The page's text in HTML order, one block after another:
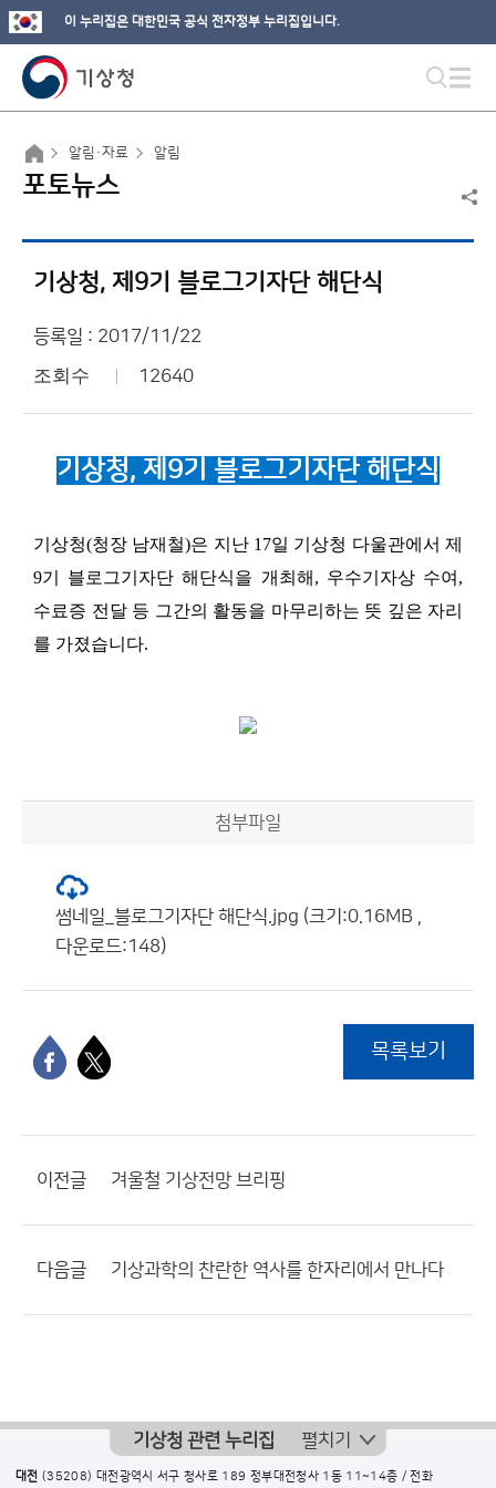
이 누리집은 대한민국 공식 전자정부 누리집입니다.
알림·자료 알림
포토뉴스
기상청, 제9기 블로그기자단 해단식
등록일 : 2017/11/22
조회수 12640
기상청, 제9기 블로그기자단 해단식
기상청(청장 남재철)은 지난 17일 기상청 다울관에서 제
9기 블로그기자단 해단식을 개최해 , 우수기자상 수여,
수료증 전달 등 그간의 활동을 마무리하는 뜻 깊은 자리
를 가졌습니다.
첨부파일
썸네일_블로그기자단 해단식.jpg (크기:0.16MB ,
다운로드:148)
목록보기
이전글 겨울철 기상전망 브리핑
다음글 기상과학의 찬란한 역사를 한자리에서 만나다
기상청 관련 누리집 펼치기
대전 (35208) 대전광역시 서구 청사로 189 정부대전청사 1동 11~14층 / 전화